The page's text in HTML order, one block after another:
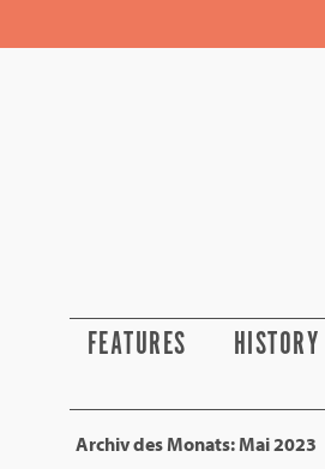
FEATURES HISTORY
Archiv des Monats:Mai 2023